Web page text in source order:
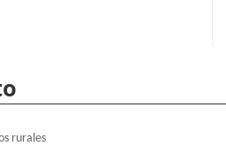
rurales